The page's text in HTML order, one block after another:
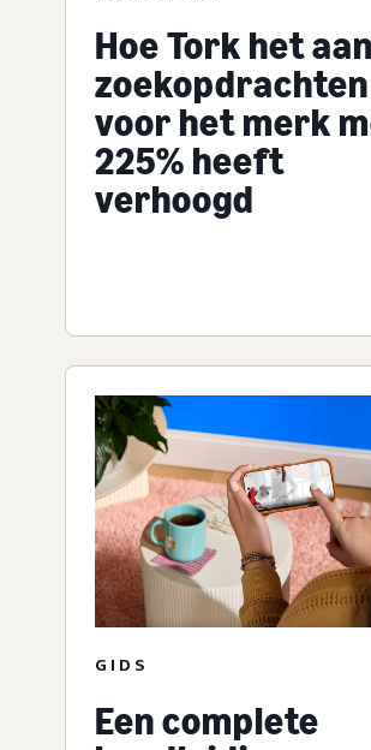
Hoe Tork het
zoekopdrachten
voor het merk
225% heeft
verhoogd
GIDS
Een complete